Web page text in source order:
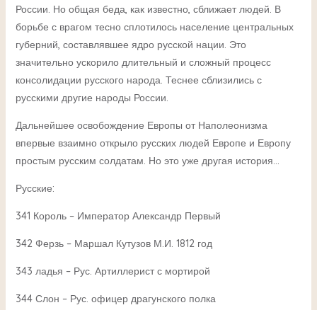
России. Но общая беда, как известно, сближает людей. В
борьбе с врагом тесно сплотилось население центральных
губерний, составлявшее ядро русской нации. Это
значительно ускорило длительный и сложный процесс
консолидации русского народа. Теснее сблизились с
русскими другие народы России.
Дальнейшее освобождение Европы от Наполеонизма
впервые взаимно открыло русских людей Европе и Европу
простым русским солдатам. Но это уже другая история…
Русские:
341 Король – Император Александр Первый
342 Ферзь – Маршал Кутузов М.И. 1812 год
343 ладья – Рус. Артиллерист с мортирой
344 Слон – Рус. офицер драгунского полка